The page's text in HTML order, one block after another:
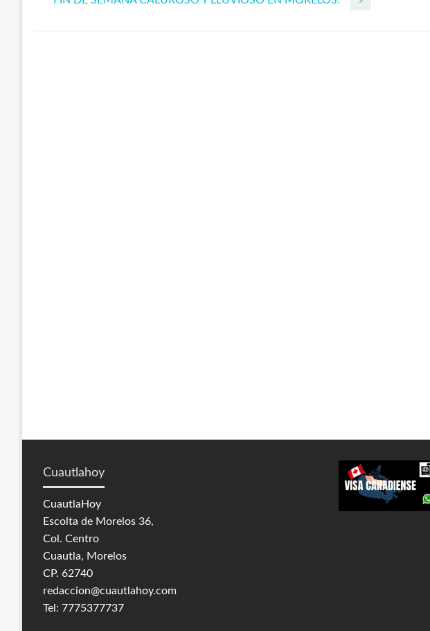
de
Entrada
Cuautlahoy
CuautlaHoy
Escolta de Morelos 36,
Col. Centro
Cuautla, Morelos
CP. 62740
redaccion@cuautlahoy.com
Tel: 7775377737